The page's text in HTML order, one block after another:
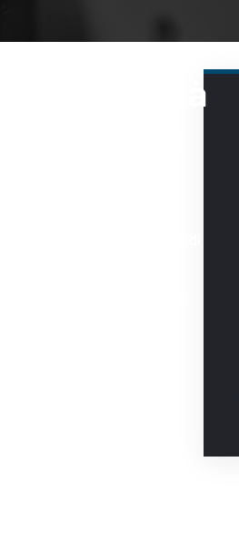
Opportunità